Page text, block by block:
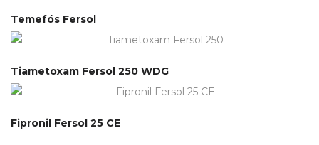
Temefós Fersol
Tiametoxam Fersol 250 WDG
Fipronil Fersol 25 CE